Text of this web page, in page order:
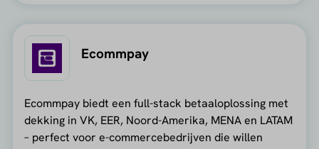
Ecommpay
Ecommpay biedt een full-stack betaaloplossing met
dekking in VK, EER, Noord-Amerika, MENA en LATAM
– perfect voor e-commercebedrijven die willen